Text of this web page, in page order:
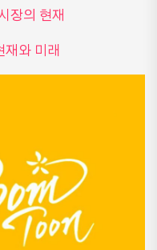
장의 현재
재와 미래